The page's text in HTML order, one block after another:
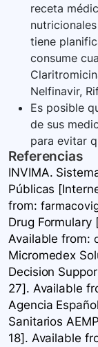
receta
tiene
consume
Nelfinavir,
Es posible
de sus
para evitar
Referencias
INVIMA.
Públicas
from:
Drug
Available from:
Micromedex
Decision
27]. Available
Agencia
Sanitarios
18]. Available